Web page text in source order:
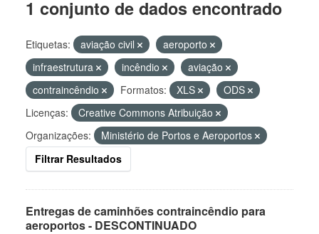
1 conjunto de dados encontrado
Etiquetas: aviação civil
aeroporto
infraestrutura
incêndio
aviação
contraincêndio
Formatos: XLS
ODS
Licenças:
Creative Commons Atribuição
Organizações:
Ministério de Portos e Aeroportos
Filtrar Resultados
Entregas de caminhões contraincêndio para
aeroportos - DESCONTINUADO